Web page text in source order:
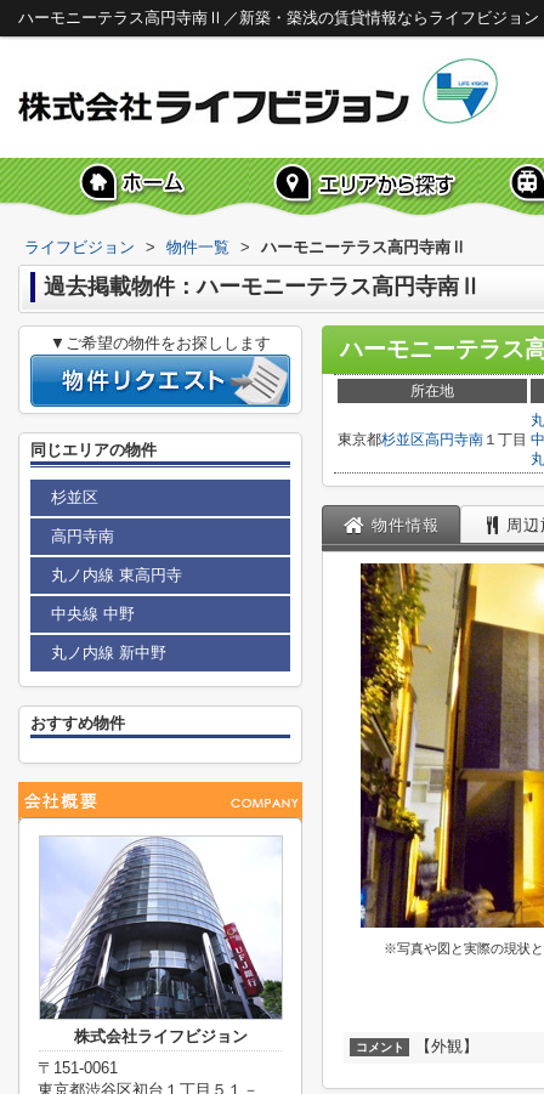
ハーモニーテラス高円寺南Ⅱ／新築・築浅の賃貸情報ならライフビジョン
ライフビジョン > 物件一覧 > ハーモニーテラス高円寺南Ⅱ
過去掲載物件：ハーモニーテラス高円寺南Ⅱ
ハーモニーテラス
所在地
東京都杉並区高円寺南 １丁目
物件情報 周
※写真や図と実際の現状
コメント 【外観】
▼ご希望の物件をお探しします
同じエリアの物件
杉並区
高円寺南
丸ノ内線 東高円寺
中央線 中野
丸ノ内線 新中野
おすすめ物件
株式会社ライフビジョン
〒151-0061
東京都渋谷区初台１丁目５１－